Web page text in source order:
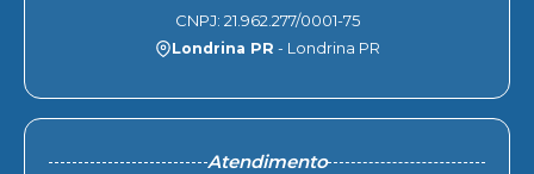
CNPJ: 21.962.277/0001-75
Londrina PR - Londrina PR
Atendimento